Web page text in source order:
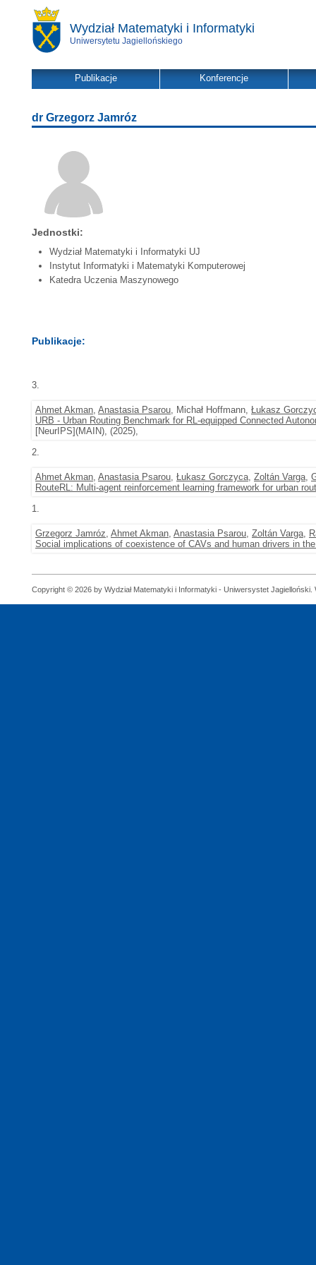
Wydział Matematyki i Informatyki
Uniwersytetu Jagiellońskiego
Publikacje Konferencje
dr Grzegorz Jamróz
Jednostki:
Wydział Matematyki i Informatyki UJ
Instytut Informatyki i Matematyki Komputerowej
Katedra Uczenia Maszynowego
Publikacje:
3.
Ahmet Akman, Anastasia Psarou, Michał Hoffmann, Łukasz
URB - Urban Routing Benchmark for RL-equipped Connected
[NeurIPS](MAIN), (2025),
2.
Ahmet Akman, Anastasia Psarou, Łukasz Gorczyca, Zoltán Varga,
RouteRL: Multi-agent reinforcement learning framework for urban
1.
Grzegorz Jamróz, Ahmet Akman, Anastasia Psarou, Zoltán Varga,
Social implications of coexistence of CAVs and human drivers in
Copyright © 2026 by Wydział Matematyki i Informatyki - Uniwersystet